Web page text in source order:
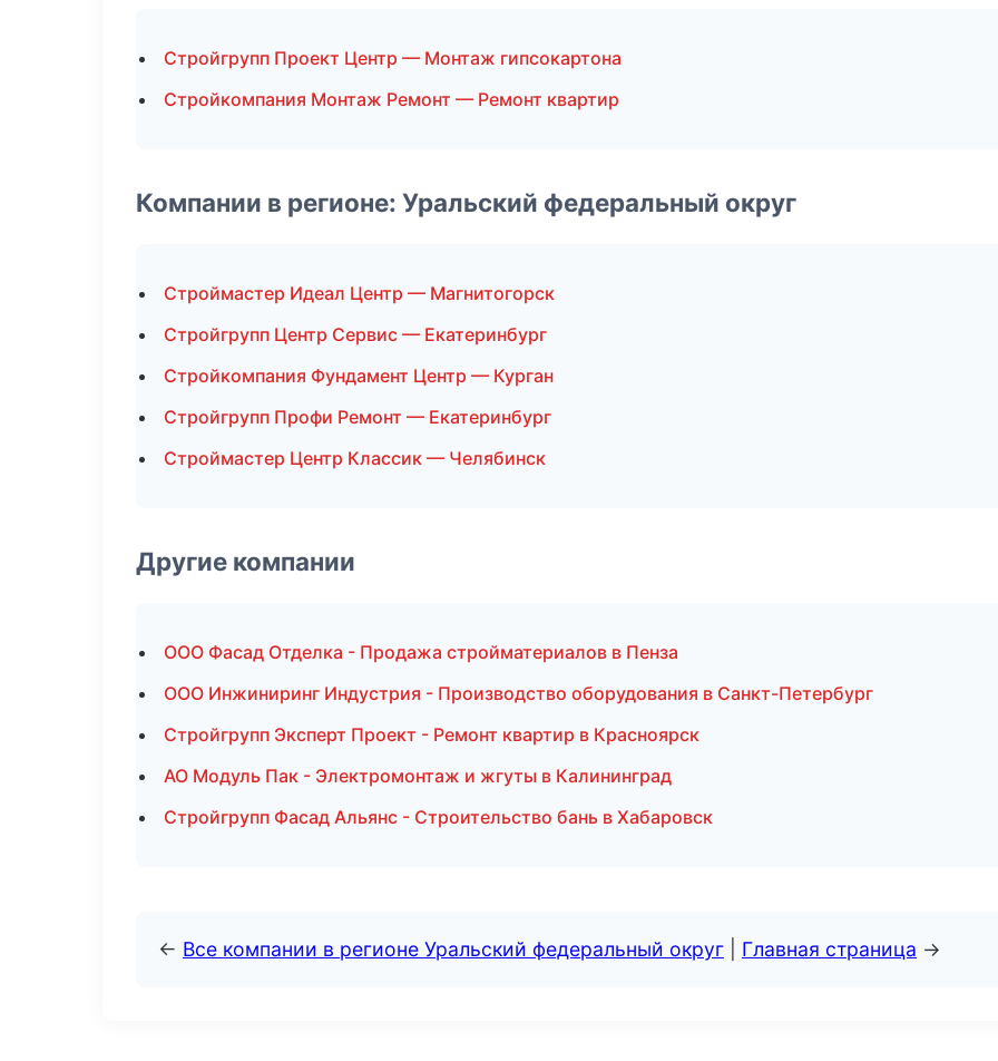
Стройгрупп Проект Центр — Монтаж гипсокартона
Стройкомпания Монтаж Ремонт — Ремонт квартир
Компании в регионе: Уральский федеральный округ
Строймастер Идеал Центр — Магнитогорск
Стройгрупп Центр Сервис — Екатеринбург
Стройкомпания Фундамент Центр — Курган
Стройгрупп Профи Ремонт — Екатеринбург
Строймастер Центр Классик — Челябинск
Другие компании
ООО Фасад Отделка - Продажа стройматериалов в Пенза
ООО Инжиниринг Индустрия - Производство оборудования в Санкт-Петербург
Стройгрупп Эксперт Проект - Ремонт квартир в Красноярск
АО Модуль Пак - Электромонтаж и жгуты в Калининград
Стройгрупп Фасад Альянс - Строительство бань в Хабаровск
← Все компании в регионе Уральский федеральный округ Главная страница →